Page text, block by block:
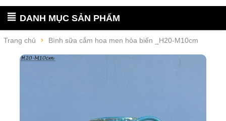
DANH MỤC SẢN PHẨM
Trang chủ Bình sữa cắm hoa men hỏa biến _H20-M10cm